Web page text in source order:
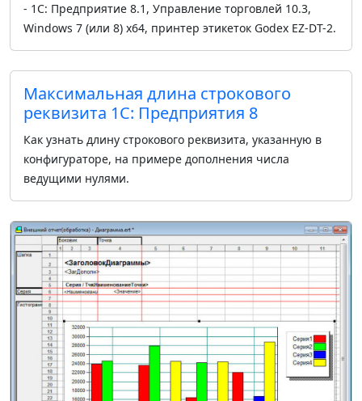
- 1С: Предприятие 8.1, Управление торговлей 10.3,
Windows 7 (или 8) x64, принтер этикеток Godex EZ-DT-2.
Максимальная длина строкового
реквизита 1С: Предприятия 8
Как узнать длину строкового реквизита, указанную в
конфигураторе, на примере дополнения числа
ведущими нулями.